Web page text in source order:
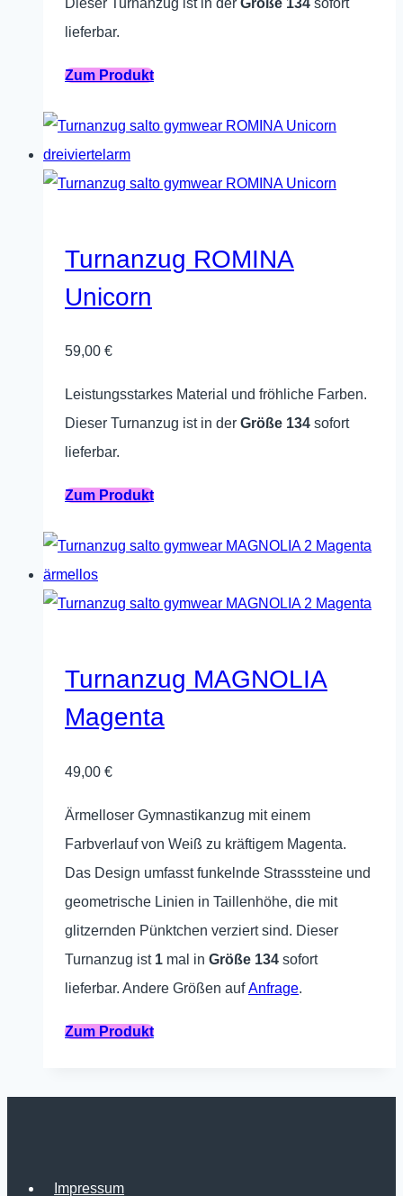
lieferbar.
Zum Produkt
Turnanzug ROMINA
Unicorn
59,00 €
Leistungsstarkes Material und fröhliche Farben.
Dieser Turnanzug ist in der Größe 134 sofort
lieferbar.
Zum ProduktDieses
weist
Varianten
Optionen
können
Produktseite
gewählt
werden
Turnanzug MAGNOLIA
Magenta
49,00 €
Ärmelloser Gymnastikanzug mit einem
Farbverlauf von Weiß zu kräftigem Magenta.
Das Design umfasst funkelnde Strasssteine und
geometrische Linien in Taillenhöhe, die mit
glitzernden Pünktchen verziert sind. Dieser
Turnanzug ist 1 mal in Größe 134 sofort
lieferbar. Andere Größen aufAnfrage.
Zum ProduktDieses
Impressum